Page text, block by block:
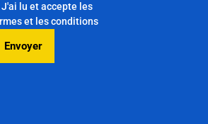
J'ai lu et accepte les
et les conditions